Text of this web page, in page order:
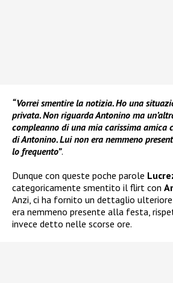
“Vorrei smentire la notizia. Ho una
privata. Non riguarda Antonino ma
compleanno di una mia carissima amica
di Antonino. Lui non era nemmeno
lo frequento”.
Dunque con queste poche parole
categoricamente smentito il flirt con
Anzi, ci ha fornito un dettaglio
era nemmeno presente alla festa,
invece detto nelle scorse ore.